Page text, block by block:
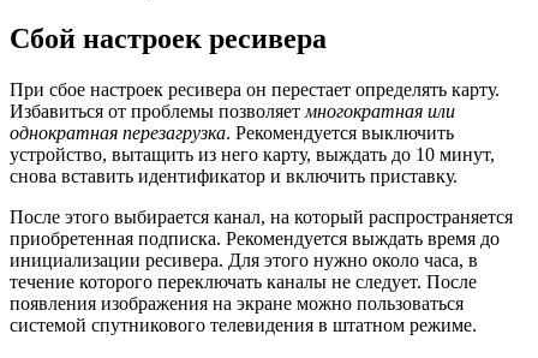
Сбой настроек ресивера
При сбое настроек ресивера он перестает определять карту.
Избавиться от проблемы позволяет многократная или
однократная перезагрузка. Рекомендуется выключить
устройство, вытащить из него карту, выждать до 10 минут,
снова вставить идентификатор и включить приставку.
После этого выбирается канал, на который распространяется
приобретенная подписка. Рекомендуется выждать время до
инициализации ресивера. Для этого нужно около часа, в
течение которого переключать каналы не следует. После
появления изображения на экране можно пользоваться
системой спутникового телевидения в штатном режиме.